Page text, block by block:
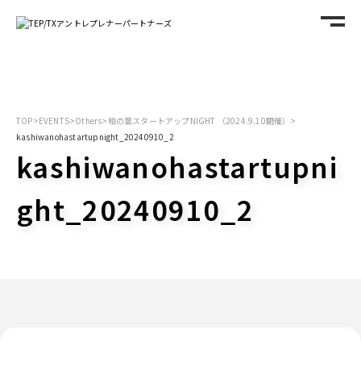
TOP>EVENTS>Others>柏の葉スタートアップNIGHT （2024.9.10開催） >
kashiwanohastartupnight_20240910_2
kashiwanohastartupni
ght_20240910_2